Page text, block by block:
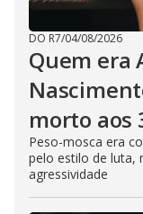
DO R7/04/08/2026
Quem era
morto aos
Peso-mosca era
pelo estilo de luta,
agressividade